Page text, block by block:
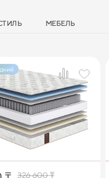
МЕБЕЛЬ
2
326 600₸